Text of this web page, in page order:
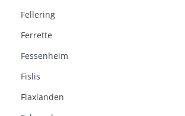
Fellering
Ferrette
Fessenheim
Fislis
Flaxlanden